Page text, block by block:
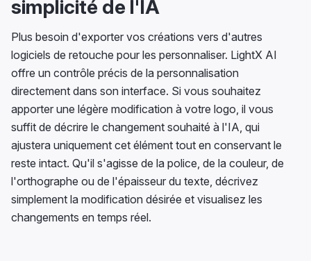
simplicité de l'IA
Plus besoin d'exporter vos créations vers d'autres
logiciels de retouche pour les personnaliser. LightX AI
offre un contrôle précis de la personnalisation
directement dans son interface. Si vous souhaitez
apporter une légère modification à votre logo, il vous
suffit de décrire le changement souhaité à l'IA, qui
ajustera uniquement cet élément tout en conservant le
reste intact. Qu'il s'agisse de la police, de la couleur, de
l'orthographe ou de l'épaisseur du texte, décrivez
simplement la modification désirée et visualisez les
changements en temps réel.